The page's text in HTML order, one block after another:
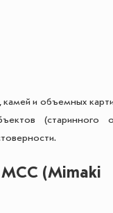
и объемных
(старинного
(Mimaki